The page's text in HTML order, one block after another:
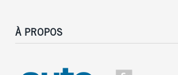
À PROPOS